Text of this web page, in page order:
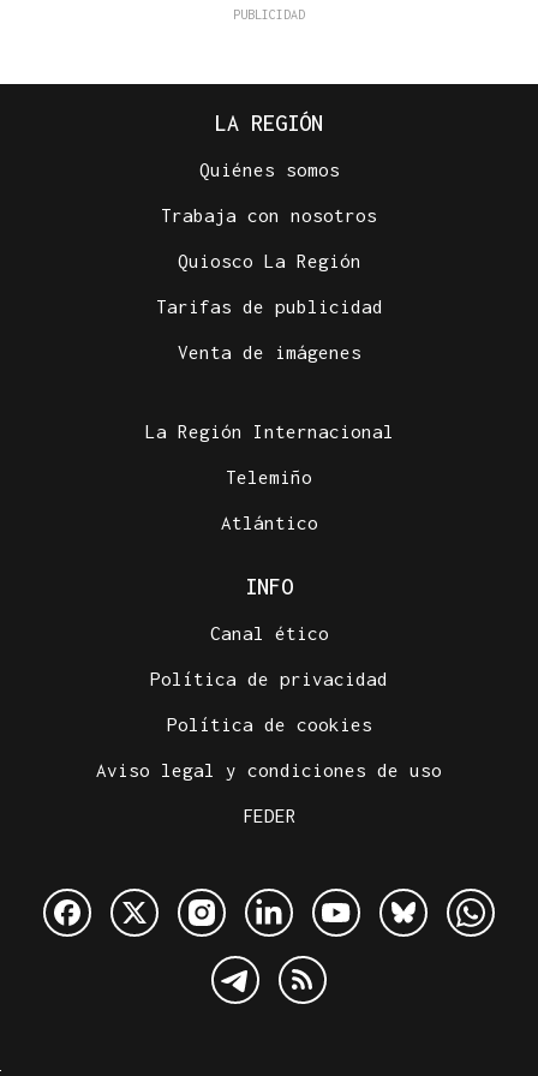
LA REGIÓN
Quiénes somos
Trabaja con nosotros
Quiosco La Región
Tarifas de publicidad
Venta de imágenes
La Región Internacional
Telemiño
Atlántico
INFO
Canal ético
Política de privacidad
Política de cookies
Aviso legal y condiciones de uso
FEDER